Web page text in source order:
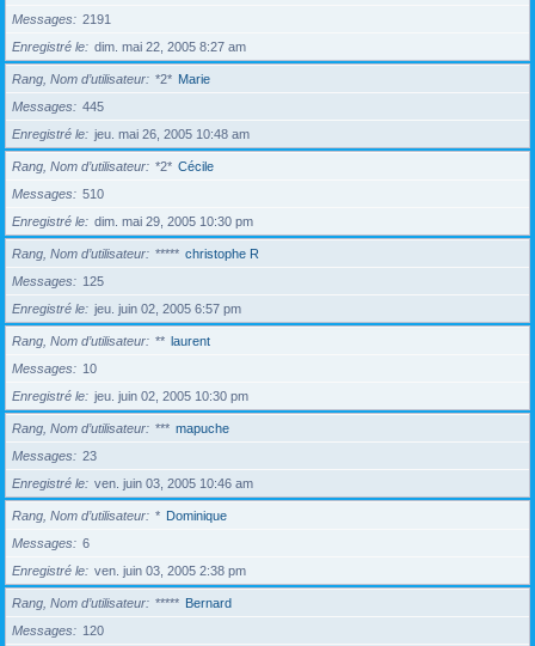
Messages
2191
Enregistré le
dim. mai 22, 2005 8:27 am
Rang, Nom d’utilisateur *2* Marie
Messages
445
Enregistré le
jeu. mai 26, 2005 10:48 am
Rang, Nom d’utilisateur *2* Cécile
Messages
510
Enregistré le
dim. mai 29, 2005 10:30 pm
Rang, Nom d’utilisateur ***** christophe R
Messages
125
Enregistré le
jeu. juin 02, 2005 6:57 pm
Rang, Nom d’utilisateur ** laurent
Messages
10
Enregistré le
jeu. juin 02, 2005 10:30 pm
Rang, Nom d’utilisateur *** mapuche
Messages
23
Enregistré le
ven. juin 03, 2005 10:46 am
Rang, Nom d’utilisateur * Dominique
Messages
6
Enregistré le
ven. juin 03, 2005 2:38 pm
Rang, Nom d’utilisateur ***** Bernard
Messages
120